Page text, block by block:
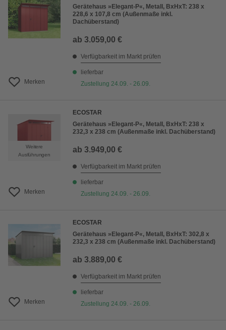
Merken
Gerätehaus »Elegant-P«, Metall, BxHxT: 238 x
228,6 x 107,8 cm (Außenmaße inkl.
Dachüberstand)
ab 3.059,00 €
Verfügbarkeit im Markt prüfen
lieferbar
Zustellung 24.09. - 26.09.
Weitere
Ausführungen
Merken
ECOSTAR
Gerätehaus »Elegant-P«, Metall, BxHxT: 238 x
232,3 x 238 cm (Außenmaße inkl. Dachüberstand)
ab 3.949,00 €
Verfügbarkeit im Markt prüfen
lieferbar
Zustellung 24.09. - 26.09.
Merken
ECOSTAR
Gerätehaus »Elegant-P«, Metall, BxHxT: 302,8 x
232,3 x 238 cm (Außenmaße inkl. Dachüberstand)
ab 3.889,00 €
Verfügbarkeit im Markt prüfen
lieferbar
Zustellung 24.09. - 26.09.